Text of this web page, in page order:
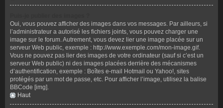
Oui, vous pouvez afficher des images dans vos messages. Par ailleurs, si
l’administrateur a autorisé les fichiers joints, vous pouvez charger une
image sur le forum. Autrement, vous devez lier une image placée sur un
serveur Web public, exemple : http://www.exemple.com/mon-image.gif.
Vous ne pouvez pas lier des images de votre ordinateur (sauf si c’est un
serveur Web public) ni des images placées derrière des mécanismes
d’authentification, exemple : Boîtes e-mail Hotmail ou Yahoo!, sites
protégés par un mot de passe, etc. Pour afficher l’image, utilisez la balise
BBCode [img].
Haut